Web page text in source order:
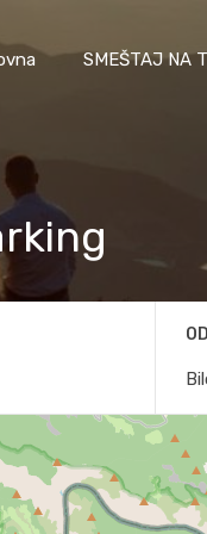
SMEŠTAJ NA